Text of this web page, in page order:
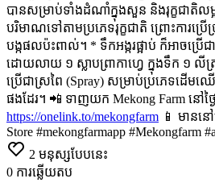
បានសម្រាប់ទាំងដំណាំក្នុងសួន និងរុក្ខជាតិលម្អ
បរិមាណទៅតាមប្រភេទរុក្ខជាតិ ព្រោះការ
បង្កផលប៉ះពាល់។ * ទឹកអង្ករផ្អាប់ ក៏អាចប្រើ
ដោយលាយ ១ ស្លាបព្រាកាហ្វេ ក្នុងទឹក ១ លី
ប្រើជាស្រពៃ (Spray) សម្រាប់ប្រភេទដើមឈើ
ផងដែរ។ 📲 ទាញយក Mekong Farm នៅថ្ង
https://onelink.to/mekongfarm 📱 មានន
Store #mekongfarmapp #Mekongfarm
2 មនុស្សបែបនេះ
0 ការឆ្លើយតប